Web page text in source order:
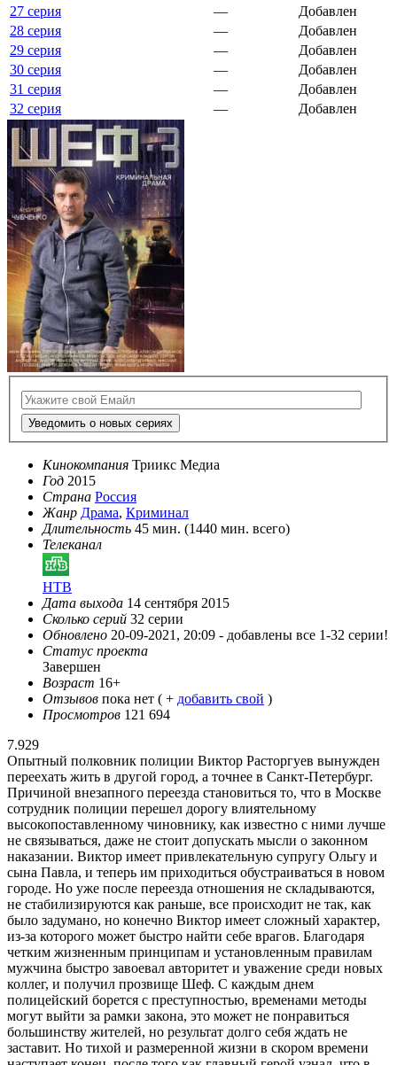
27 серия
—
Добавлен
28 серия
—
Добавлен
29 серия
—
Добавлен
30 серия
—
Добавлен
31 серия
—
Добавлен
32 серия
— Добавлен
Уведомить о новых сериях
Кинокомпания Триикс Медиа
Год 2015
Страна Россия
Жанр Драма, Криминал
Длительность 45 мин. (1440 мин. всего)
Телеканал
НТВ
Дата выхода 14 сентября 2015
Сколько серий 32 серии
Обновлено 20-09-2021, 20:09 - добавлены все 1-32 серии!
Статус проекта
Завершен
Возраст 16+
Отзывов пока нет ( + добавить свой )
Просмотров 121 694
7.929
Опытный полковник полиции Виктор Расторгуев вынужден
переехать жить в другой город, а точнее в Санкт-Петербург.
Причиной внезапного переезда становиться то, что в Москве
сотрудник полиции перешел дорогу влиятельному
высокопоставленному чиновнику, как известно с ними лучше
не связываться, даже не стоит допускать мысли о законном
наказании. Виктор имеет привлекательную супругу Ольгу и
сына Павла, и теперь им приходиться обустраиваться в новом
городе. Но уже после переезда отношения не складываются,
не стабилизируются как раньше, все происходит не так, как
было задумано, но конечно Виктор имеет сложный характер,
из-за которого может быстро найти себе врагов. Благодаря
четким жизненным принципам и установленным правилам
мужчина быстро завоевал авторитет и уважение среди новых
коллег, и получил прозвище Шеф. С каждым днем
полицейский борется с преступностью, временами методы
могут выйти за рамки закона, это может не понравиться
большинству жителей, но результат долго себя ждать не
заставит. Но тихой и размеренной жизни в скором времени